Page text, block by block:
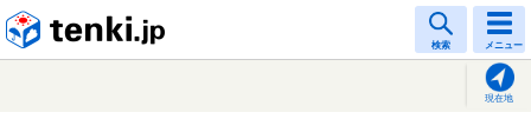
検索 メニュー
現在地